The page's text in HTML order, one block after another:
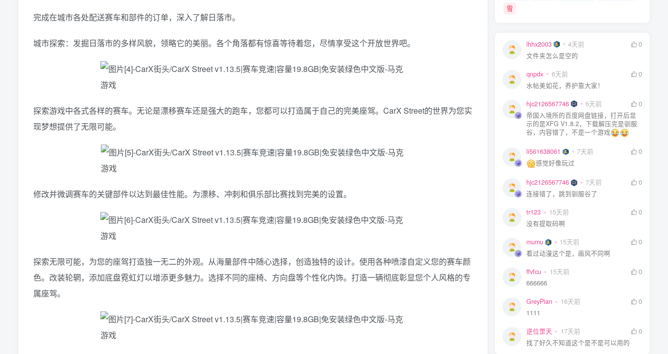
完成在城市各处配送赛车和部件的订单，深入了解日落市。
城市探索：发掘日落市的多样风貌，领略它的美丽。各个角落都有惊喜等待着您，尽情享受这个开放世界吧。
探索游戏中各式各样的赛车。无论是漂移赛车还是强大的跑车，您都可以打造属于自己的完美座驾。CarX Street的世界为您实
现梦想提供了无限可能。
修改并微调赛车的关键部件以达到最佳性能。为漂移、冲刺和俱乐部比赛找到完美的设置。
探索无限可能，为您的座驾打造独一无二的外观。从海量部件中随心选择，创造独特的设计。使用各种喷漆自定义您的赛车颜
色。改装轮辋，添加底盘霓虹灯以增添更多魅力。选择不同的座椅、方向盘等个性化内饰。打造一辆彻底彰显您个人风格的专
属座驾。
雪
lhhx2003 4天前
0
文件夹怎么是空的
qnpdx 6天前
0
水帖美如花，养护靠大家！
hjc2126567746 6天前
0
帝国入境所的百度网盘链接，打开后显
示的是XFG V1.8.2，下载解压完是驯服
谷，内容错了，不是一个游戏
li561638061 7天前
0
感觉好像玩过
hjc2126567746 7天前
0
连接错了，跳到驯服谷了
tr123 15天前
0
没有提取码啊
mumu 15天前
0
看过动漫这个是，画风不同啊
ffvfcu 15天前
0
666666
GreyPian 16天前
0
1111
逆位罡天 17天前
0
找了好久不知道这个是不是可以用的